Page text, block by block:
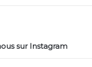
sur Instagram